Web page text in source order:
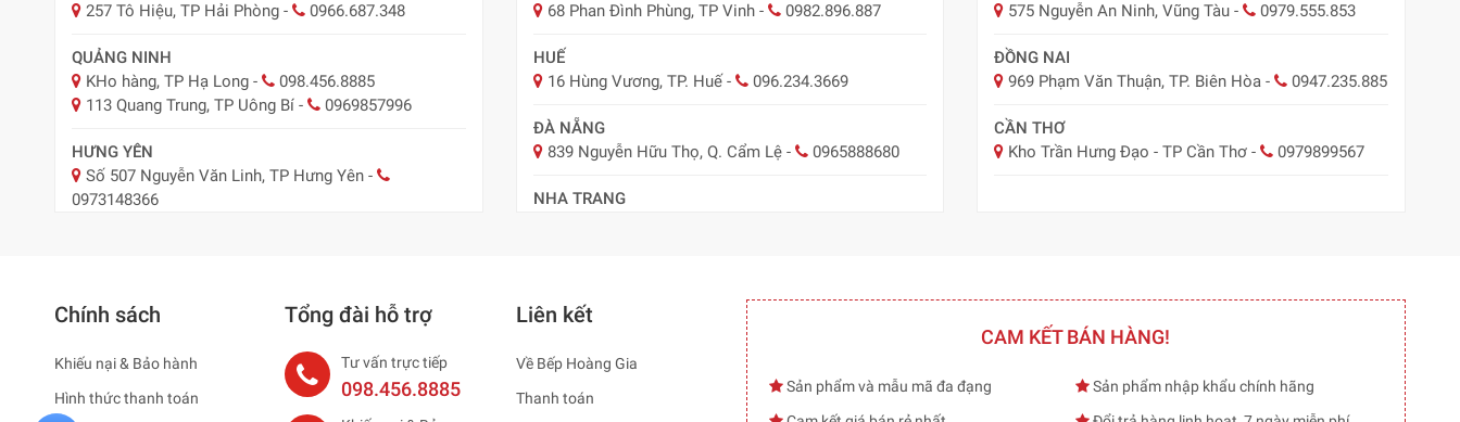
257 Tô Hiệu, TP Hải Phòng - 0966.687.348
QUẢNG NINH
KHo hàng, TP Hạ Long -
098.456.8885
113 Quang Trung, TP Uông Bí - 0969857996
HƯNG YÊN
Số 507 Nguyễn Văn Linh, TP Hưng Yên -
0973148366
NAM ĐỊNH
HẢI DƯƠNG ( NAY HẢI PHÒNG )
75 Thống Nhất, TP. Hải Dương-
68 Phan Đình Phùng, TP Vinh- 0982.896.887
HUẾ
16 Hùng Vương, TP. Huế- 096.234.3669
ĐÀ NẴNG
839 Nguyễn Hữu Thọ, Q. Cẩm Lệ- 0965888680
NHA TRANG
575 Nguyễn An Ninh, Vũng Tàu - 0979.555.853
ĐỒNG NAI
969 Phạm Văn Thuận, TP. Biên Hòa - 0947.235.885
CẦN THƠ
Kho Trần Hưng Đạo - TP Cần Thơ - 0979899567
Chính sách
Khiếu nại & Bảo hành
Hình thức thanh toán
Tổng đài hỗ trợ
Tư vấn trực tiếp
098.456.8885
Liên kết
Về Bếp Hoàng Gia
Thanh toán
CAM KẾT BÁN HÀNG!
Sản phẩm và mẫu mã đa đạng
Sản phẩm nhập khẩu chính hãng